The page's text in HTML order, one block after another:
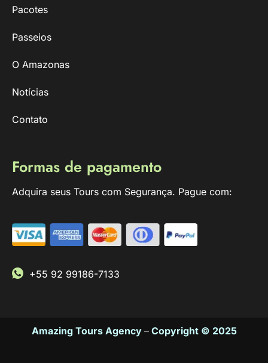
Pacotes
Passeios
O Amazonas
Notícias
Contato
Formas de pagamento
Adquira seus Tours com Segurança. Pague com:
+55 92 99186-7133
Amazing Tours Agency– Copyright © 2025